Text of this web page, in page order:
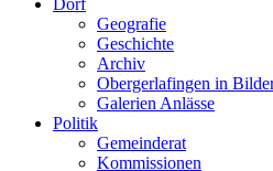
Dorf
Geografie
Geschichte
Archiv
Obergerlafingen in
Galerien Anlässe
Politik
Gemeinderat
Kommissionen